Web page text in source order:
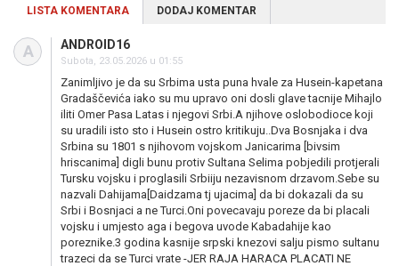
LISTA KOMENTARA DODAJ KOMENTAR
A ANDROID16
Subota, 23.05.2026 u 01:55
Zanimljivo je da su Srbima usta puna hvale za Husein-kapetana
Gradaščevića iako su mu upravo oni dosli glave tacnije Mihajlo
iliti Omer Pasa Latas i njegovi Srbi.A njihove oslobodioce koji
su uradili isto sto i Husein ostro kritikuju..Dva Bosnjaka i dva
Srbina su 1801 s njihovom vojskom Janicarima [bivsim
hriscanima] digli bunu protiv Sultana Selima pobjedili protjerali
Tursku vojsku i proglasili Srbiiju nezavisnom drzavom.Sebe su
nazvali Dahijama[Daidzama tj ujacima] da bi dokazali da su
Srbi i Bosnjaci a ne Turci.Oni povecavaju poreze da bi placali
vojsku i umjesto aga i begova uvode Kabadahije kao
poreznike.3 godina kasnije srpski knezovi salju pismo sultanu
trazeci da se Turci vrate -JER RAJA HARACA PLACATI NE